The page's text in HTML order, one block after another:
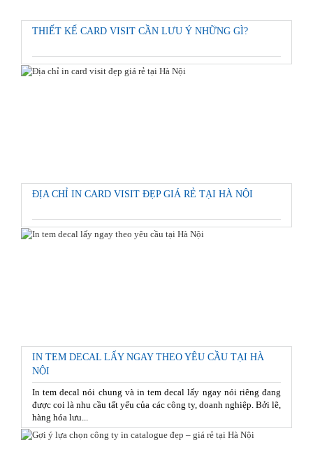
THIẾT KẾ CARD VISIT CẦN LƯU Ý NHỮNG GÌ?
ĐỊA CHỈ IN CARD VISIT ĐẸP GIÁ RẺ TẠI HÀ NỘI
IN TEM DECAL LẤY NGAY THEO YÊU CẦU TẠI HÀ
NỘI
In tem decal nói chung và in tem decal lấy ngay nói riêng đang
được coi là nhu cầu tất yếu của các công ty, doanh nghiệp. Bởi lẽ,
hàng hóa lưu...